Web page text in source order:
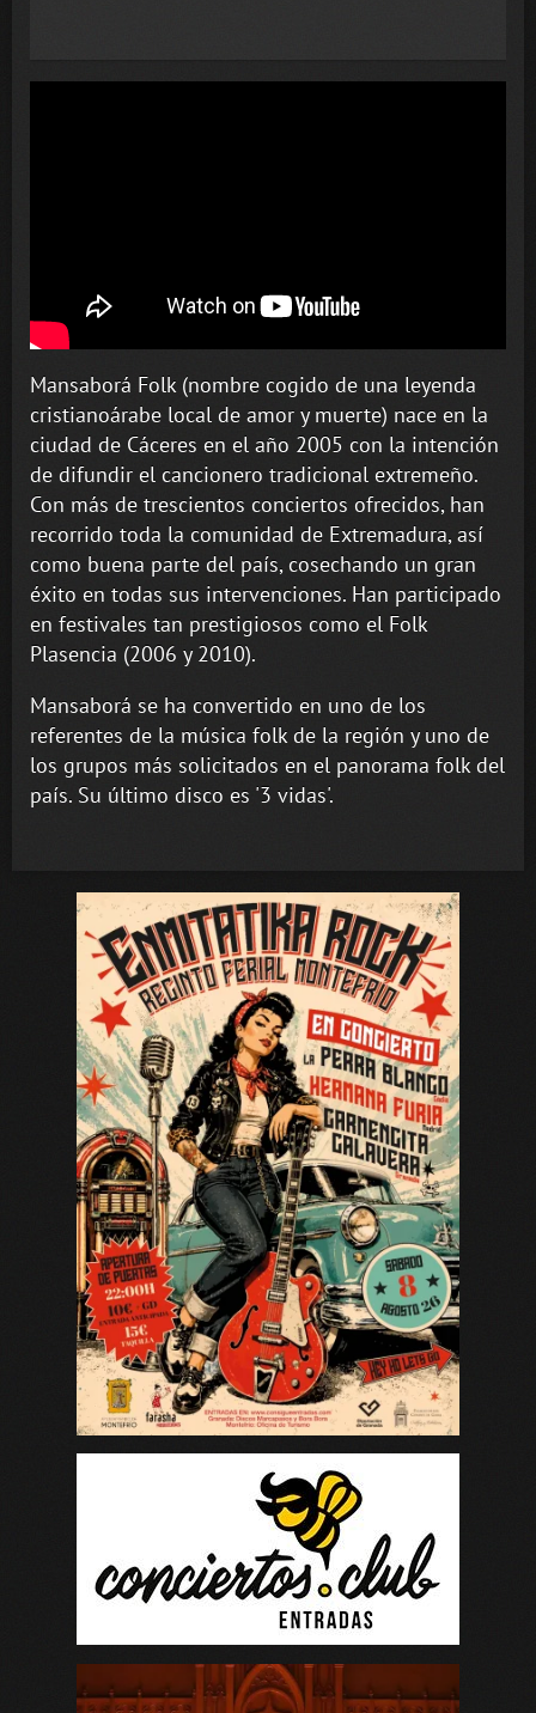
Mansaborá Folk (nombre cogido de una leyenda
cristianoárabe local de amor y muerte) nace en la
ciudad de Cáceres en el año 2005 con la intención
de difundir el cancionero tradicional extremeño.
Con más de trescientos conciertos ofrecidos, han
recorrido toda la comunidad de Extremadura, así
como buena parte del país, cosechando un gran
éxito en todas sus intervenciones. Han participado
en festivales tan prestigiosos como el Folk
Plasencia (2006 y 2010).
Mansaborá se ha convertido en uno de los
referentes de la música folk de la región y uno de
los grupos más solicitados en el panorama folk del
país. Su último disco es '3 vidas'.